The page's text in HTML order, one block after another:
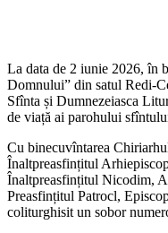
La data de 2 iunie 2026, în
Domnului” din satul Redi-
Sfînta și Dumnezeiasca
de viață ai parohului
Cu binecuvîntarea
Înaltpreasfințitul
Înaltpreasfințitul Nicodim,
Preasfințitul Patrocl,
coliturghisit un sobor